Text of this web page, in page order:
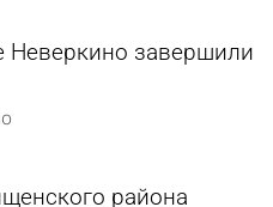
Неверкино завершили
района